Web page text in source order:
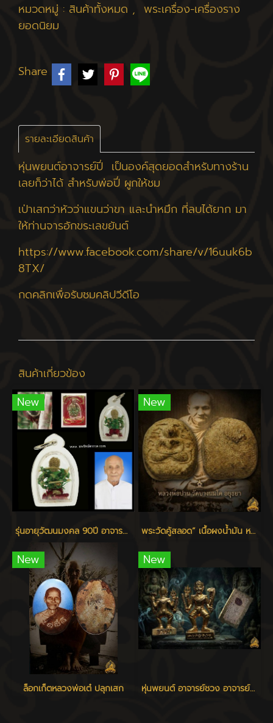
หมวดหมู่ : สินค้าทั้งหมด , พระเครื่อง-เครื่องราง
ยอดนิยม
Share
รายละเอียดสินค้า
หุ่นพยนต์อาจารย์ปี่ เป็นองค์สุดยอดสำหรับทางร้าน
เลยก็ว่าได้ สำหรับพ่อปี่ ผูกให้ชม
เป่าเสกว่าหัวว่าแขนว่าขา และนำหมึก ที่ลบได้ยาก มา
ให้ท่านจารอักขระเลขยันต์
https://www.facebook.com/share/v/16uuk6b
8TX/
กดคลิกเพื่อรับชมคลิปวีดีโอ
สินค้าเกี่ยวข้อง
New
รุ่นอายุวัฒนมงคล 90ปี อาจารย์แหล่ม แจ้งเจริญ
New
พระวัดคู้สลอด” เนื้อผงน้ำมัน หลวงพ่อปาน วัดบางนมโค ปลุกเสก
New
ล็อกเก็ตหลวงพ่อเต๋ ปลุกเสก
New
หุ่นพยนต์ อาจารย์ชวง อาจารย์ปี่ แจ้งเจริญ เสก